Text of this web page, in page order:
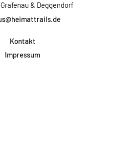
& Deggendorf
Kontakt
Impressum